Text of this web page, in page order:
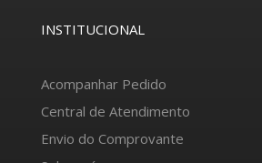
INSTITUCIONAL
Acompanhar Pedido
Central de Atendimento
Envio do Comprovante